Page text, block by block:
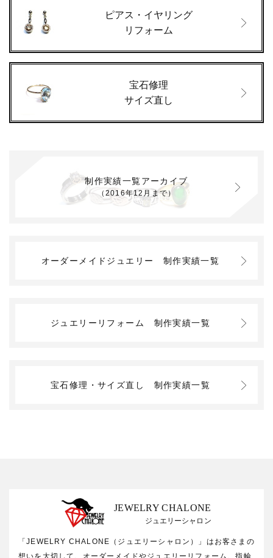
ピアス・イヤリング
リフォーム
宝石修理
サイズ直し
制作実績一覧アーカイブ
（2016年12月まで）
オーダーメイドジュエリー 制作実績一覧
ジュエリーリフォーム 制作実績一覧
宝石修理・サイズ直し 制作実績一覧
JEWELRY CHALONE
ジュエリーシャロン
「JEWELRY CHALONE（ジュエリーシャロン）」はお客さまの